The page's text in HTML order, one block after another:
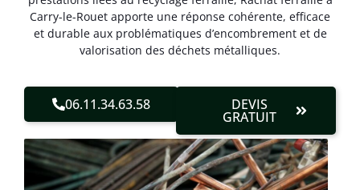
Carry-le-Rouet apporte une réponse cohérente, efficace
et durable aux problématiques d’encombrement et de
valorisation des déchets métalliques.
06.11.34.63.58 DEVIS
GRATUIT